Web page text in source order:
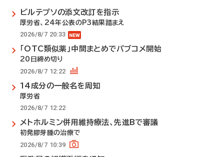
ビルテプソの添文改訂を指示
厚労省、24年公表のP3結果踏まえ
2026/8/7 20:33
「OTC類似薬」中間まとめでパブコメ開始
20日締め切り
2026/8/7 12:22
14成分の一般名を周知
厚労省
2026/8/7 12:22
メトホルミン併用維持療法、先進Bで審議
初発膠芽腫の治療で
2026/8/7 10:39